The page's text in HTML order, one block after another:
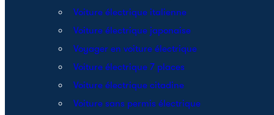
Voiture électrique italienne
Voiture électrique japonaise
Voyager en voiture électrique
Voiture électrique 7 places
Voiture électrique citadine
Voiture sans permis électrique